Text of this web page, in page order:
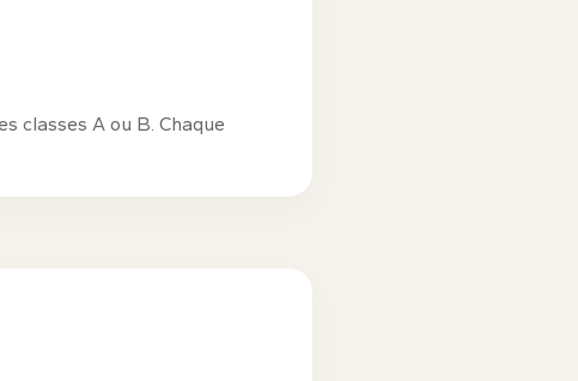
classes A ou B. Chaque